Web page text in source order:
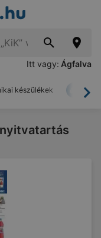
Itt vagy: Ágfalva
készülékek